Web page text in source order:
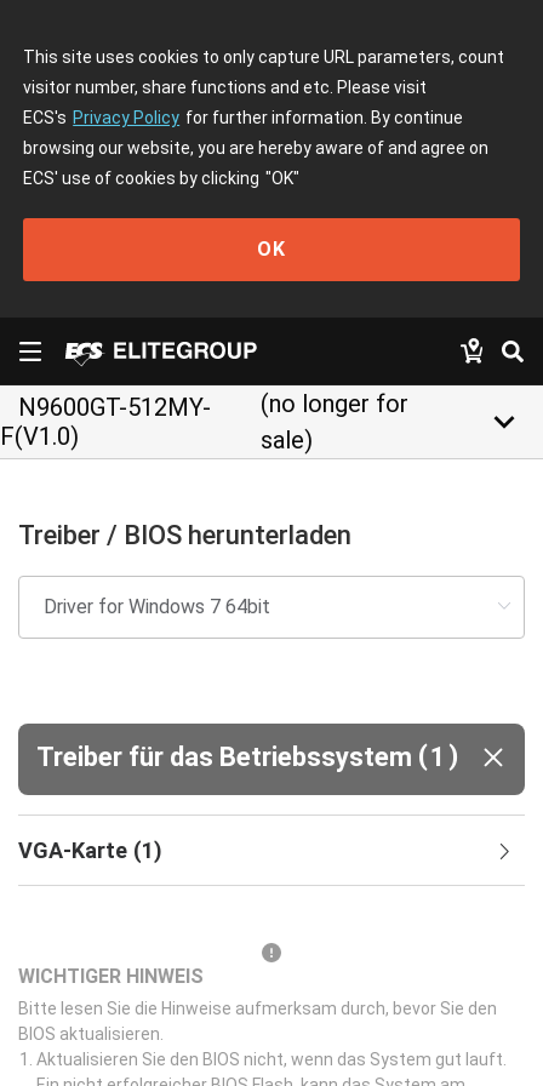
This site uses cookies to only capture URL parameters, count
visitor number, share functions and etc. Please visit
ECS's Privacy Policy for further information. By continue
browsing our website, you are hereby aware of and agree on
ECS' use of cookies by clicking "OK"
OK
N9600GT-512MY-
F(V1.0)
(no longer for
sale)
keyboard_arrow_down
Treiber / BIOS herunterladen
Treiber für das Betriebssystem (1 )
VGA-Karte (1)
WICHTIGER HINWEIS
Bitte lesen Sie die Hinweise aufmerksam durch, bevor Sie den
BIOS aktualisieren.
Aktualisieren Sie den BIOS nicht, wenn das System gut lauft.